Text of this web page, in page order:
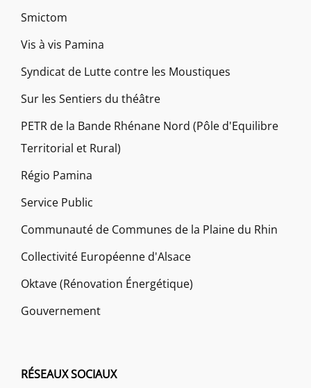
Smictom
Vis à vis Pamina
Syndicat de Lutte contre les Moustiques
Sur les Sentiers du théâtre
PETR de la Bande Rhénane Nord (Pôle d'Equilibre
Territorial et Rural)
Régio Pamina
Service Public
Communauté de Communes de la Plaine du Rhin
Collectivité Européenne d'Alsace
Oktave (Rénovation Énergétique)
Gouvernement
RÉSEAUX SOCIAUX